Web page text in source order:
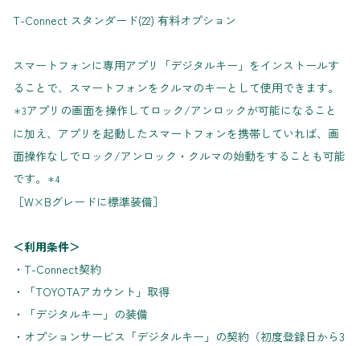
T-Connect スタンダード(22) 有料オプション
スマートフォンに専用アプリ「デジタルキー」をインストールす
ることで、スマートフォンをクルマのキーとして使用できます。
＊3アプリの画面を操作してロック/アンロックが可能になること
に加え、アプリを起動したスマートフォンを携帯していれば、画
面操作なしでロック/アンロック・クルマの始動をすることも可能
です。
＊4
［W×Bグレードに標準装備］
＜利用条件＞
・T-Connect契約
・「TOYOTAアカウント」取得
・「デジタルキー」の装備
・オプションサービス「デジタルキー」の契約（初度登録日から3